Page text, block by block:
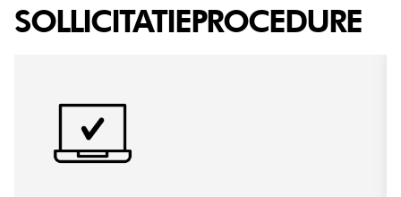
SOLLICITATIEPROCEDURE